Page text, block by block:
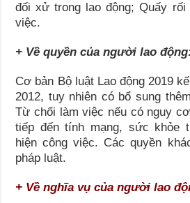
đối xử trong lao động; Quấy
việc.
+ Về quyền của người lao
Cơ bản Bộ luật Lao động 2019
2012, tuy nhiên có bổ sung
Từ chối làm việc nếu có nguy
tiếp đến tính mạng, sức khỏe
hiện công việc. Các quyền
pháp luật.
+ Về nghĩa vụ của người lao